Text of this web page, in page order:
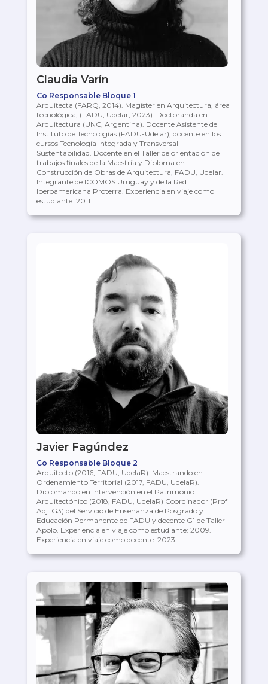
Claudia Varín
Co Responsable Bloque 1
Arquitecta (FARQ, 2014). Magíster en Arquitectura, área
tecnológica, (FADU, Udelar, 2023). Doctoranda en
Arquitectura (UNC, Argentina). Docente Asistente del
Instituto de Tecnologías (FADU-Udelar), docente en los
cursos Tecnología Integrada y Transversal I –
Sustentabilidad. Docente en el Taller de orientación de
trabajos finales de la Maestría y Diploma en
Construcción de Obras de Arquitectura, FADU, Udelar.
Integrante de ICOMOS Uruguay y de la Red
Iberoamericana Proterra. Experiencia en viaje como
estudiante: 2011.
Javier Fagúndez
Co Responsable Bloque 2
Arquitecto (2016, FADU, UdelaR). Maestrando en
Ordenamiento Territorial (2017, FADU, UdelaR).
Diplomando en Intervención en el Patrimonio
Arquitectónico (2018, FADU, UdelaR) Coordinador (Prof
Adj. G3) del Servicio de Enseñanza de Posgrado y
Educación Permanente de FADU y docente G1 de Taller
Apolo. Experiencia en viaje como estudiante: 2009.
Experiencia en viaje como docente: 2023.